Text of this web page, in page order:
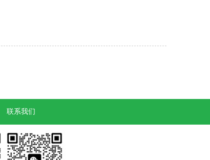
联系我们